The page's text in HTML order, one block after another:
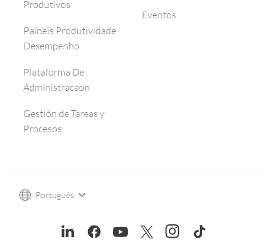
Produtivos
Paineis Produtividade
Desempenho
Plataforma De
Administracaon
Gestión de Tareas y
Procesos
Eventos
Português